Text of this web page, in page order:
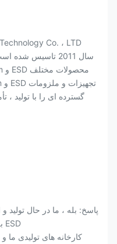
سال 2011 تاسیس
گسترده ای را با تولید ،
ESD برای مشتریان بیش از 10 سال هستیم.
کارخانه های تولیدی ما